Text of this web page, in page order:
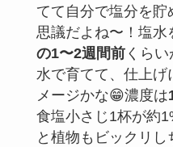
てて自分で塩分を
思議だよね〜！塩水
の1〜2週間前くらい
水で育てて、仕上げ
メージかな😁濃度は
食塩小さじ1杯が約
と植物もビックリ